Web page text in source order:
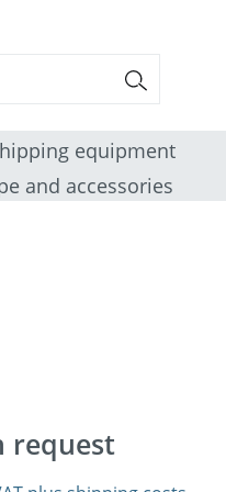
equipment
and accessories
request